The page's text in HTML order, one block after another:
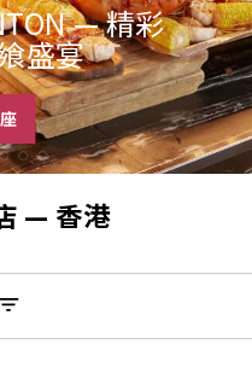
— 精彩
盛宴
— 香港